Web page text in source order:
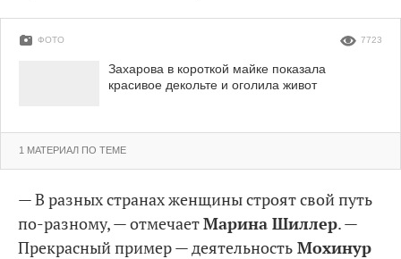
Захарова в короткой майке показала
красивое декольте и оголила живот
ФОТО 7723
1 МАТЕРИАЛ ПО ТЕМЕ
— В разных странах женщины строят свой путь
по-разному, — отмечаетМарина Шиллер. —
Прекрасный пример — деятельность Мохинур